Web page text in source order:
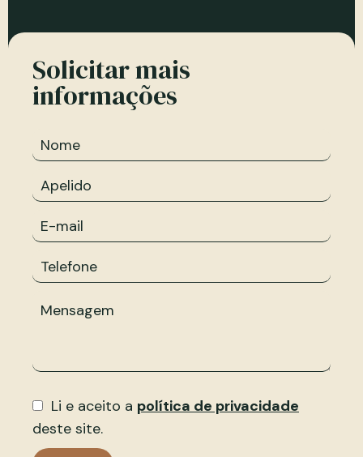
Solicitar mais
informações
Li e aceito a política de privacidade
deste site.